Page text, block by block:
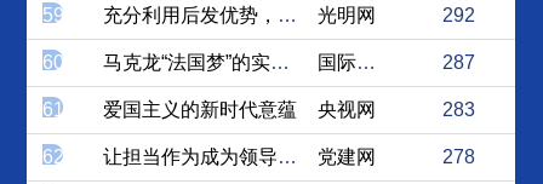
59 充分利用后发优势，走出中国... 光明网 292
60 马克龙“法国梦”的实现将面... 国际在线 287
61 爱国主义的新时代意蕴 央视网 283
62 让担当作为成为领导干部的自觉 党建网 278